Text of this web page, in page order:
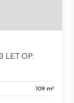
LET OP:
109 m²